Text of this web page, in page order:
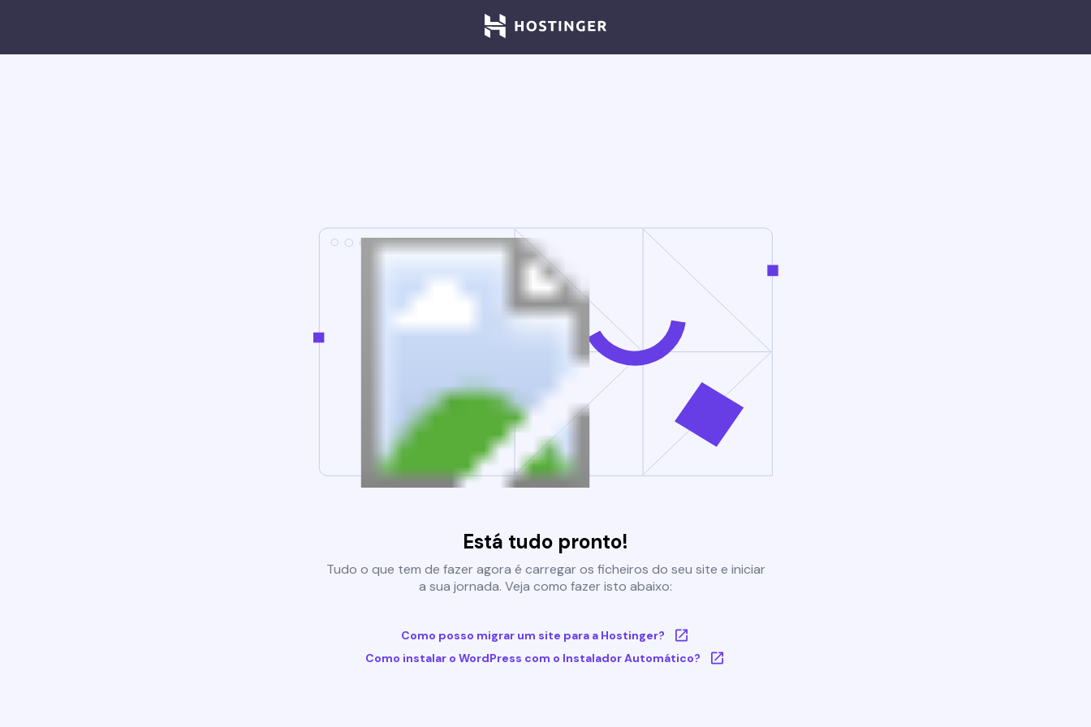
Está tudo pronto!
Tudo o que tem de fazer agora é carregar os ficheiros do seu site e iniciar
a sua jornada. Veja como fazer isto abaixo:
Como posso migrar um site para a Hostinger?
Como instalar o WordPress com o Instalador Automático?